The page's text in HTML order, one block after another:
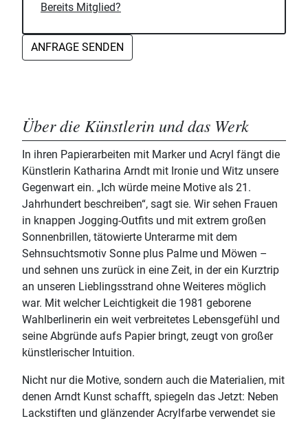
Bereits Mitglied?
ANFRAGE SENDEN
Über die Künstlerin und das Werk
In ihren Papierarbeiten mit Marker und Acryl fängt die
Künstlerin Katharina Arndt mit Ironie und Witz unsere
Gegenwart ein. „Ich würde meine Motive als 21.
Jahrhundert beschreiben“, sagt sie. Wir sehen Frauen
in knappen Jogging-Outfits und mit extrem großen
Sonnenbrillen, tätowierte Unterarme mit dem
Sehnsuchtsmotiv Sonne plus Palme und Möwen –
und sehnen uns zurück in eine Zeit, in der ein Kurztrip
an unseren Lieblingsstrand ohne Weiteres möglich
war. Mit welcher Leichtigkeit die 1981 geborene
Wahlberlinerin ein weit verbreitetes Lebensgefühl und
seine Abgründe aufs Papier bringt, zeugt von großer
künstlerischer Intuition.
Nicht nur die Motive, sondern auch die Materialien, mit
denen Arndt Kunst schafft, spiegeln das Jetzt: Neben
Lackstiften und glänzender Acrylfarbe verwendet sie